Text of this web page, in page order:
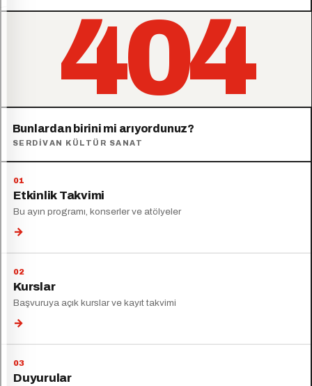
404
Bunlardan birini mi arıyordunuz?
SERDIVAN KÜLTÜR SANAT
Etkinlik Takvimi
Bu ayın programı, konserler ve atölyeler
→
Kurslar
Başvuruya açık kurslar ve kayıt takvimi
→
Duyurular